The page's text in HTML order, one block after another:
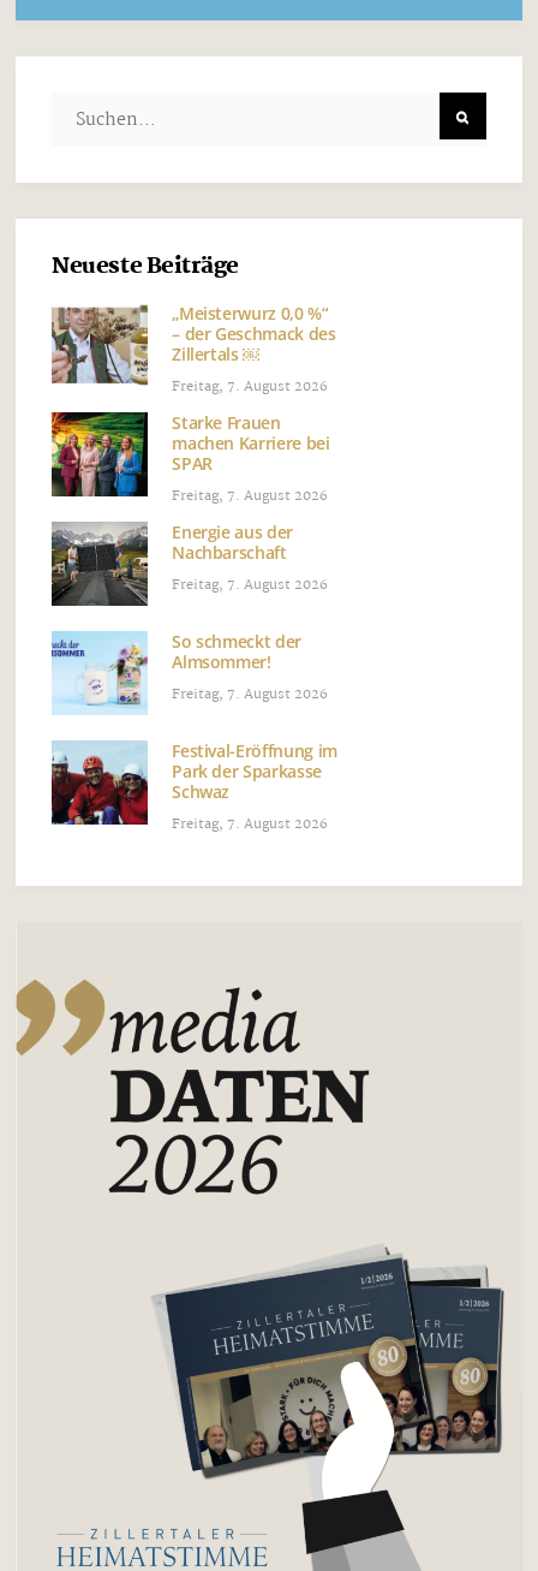
Neueste Beiträge
„Meisterwurz 0,0 %“
– der Geschmack des
Zillertals ￼
Freitag, 7. August 2026
Starke Frauen
machen Karriere bei
SPAR
Freitag, 7. August 2026
Energie aus der
Nachbarschaft
Freitag, 7. August 2026
So schmeckt der
Almsommer!
Freitag, 7. August 2026
Festival-Eröffnung im
Park der Sparkasse
Schwaz
Freitag, 7. August 2026